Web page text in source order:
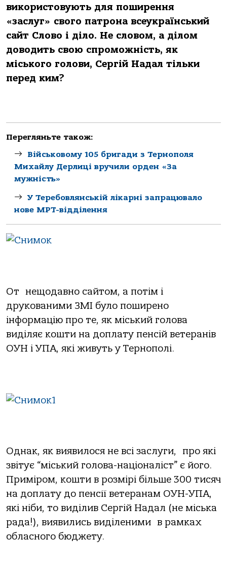
використовують для поширення
«заслуг» свого патрона всеукраїнський
сайт Слово і діло. Не словом, а ділом
доводить свою спроможність, як
міського голови, Сергій Надал тільки
перед ким?
Перегляньте також:
Військовому 105 бригади з Тернополя
Михайлу Дерлиці вручили орден «За
мужність»
У Теребовлянській лікарні запрацювало
нове МРТ-відділення
От нещодавно сайтом, а потім і
друкованими ЗМІ було поширено
інформацію про те, як міський голова
виділяє кошти на доплату пенсій ветеранів
ОУН і УПА, які живуть у Тернополі.
Однак, як виявилося не всі заслуги, про які
звітує “міський голова-націоналіст” є його.
Приміром, кошти в розмірі більше 300 тисяч
на доплату до пенсії ветеранам ОУН-УПА,
які ніби, то виділив Сергій Надал (не міська
рада!), виявились виділеними в рамках
обласного бюджету.